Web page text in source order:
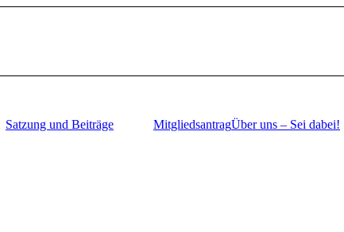
Über uns – Sei dabei!
Satzung und Beiträge
Mitgliedsantrag